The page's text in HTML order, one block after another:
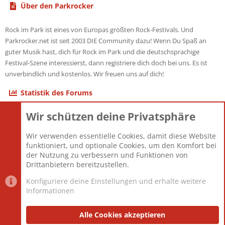
Über den Parkrocker
Rock im Park ist eines von Europas größten Rock-Festivals. Und
Parkrocker.net ist seit 2003 DIE Community dazu! Wenn Du Spaß an
guter Musik hast, dich für Rock im Park und die deutschsprachige
Festival-Szene interessierst, dann registriere dich doch bei uns. Es ist
unverbindlich und kostenlos. Wir freuen uns auf dich!
Statistik des Forums
Themen
Mitglieder
12.425
Neuestes Mitglied
Toddster85
Datenschutzerklärung Impressum
Wir schützen deine Privatsphäre
Wir verwenden essentielle Cookies, damit diese Website
funktioniert, und optionale Cookies, um den Komfort bei
der Nutzung zu verbessern und Funktionen von
Drittanbietern bereitzustellen.
Konfiguriere deine Einstellungen und erhalte weitere
Informationen
Alle Cookies akzeptieren